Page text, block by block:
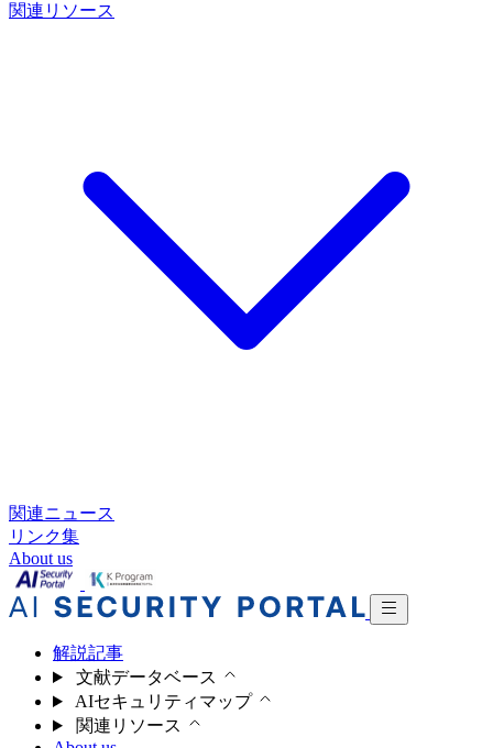
関連リソース
関連ニュース
リンク集
About us
解説記事
文献データベース
AIセキュリティマップ
関連リソース